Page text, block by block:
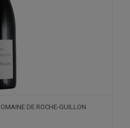
DE ROCHE-GUILLON